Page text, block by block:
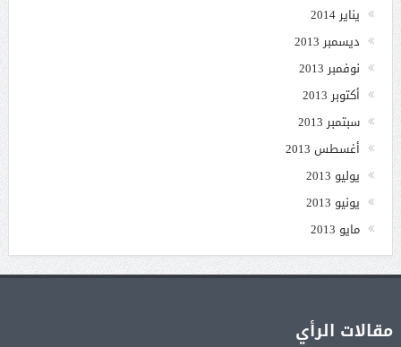
يناير 2014
ديسمبر 2013
نوفمبر 2013
أكتوبر 2013
سبتمبر 2013
أغسطس 2013
يوليو 2013
يونيو 2013
مايو 2013
مقالات الرأي